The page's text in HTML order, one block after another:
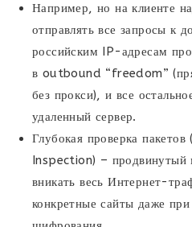
Например, но на клиенте
отправлять все запросы к
российским IP-адресам
в outbound “freedom”
без прокси), и все
удаленный сервер.
Глубокая проверка
Inspection) – продвинутый
вникать весь Интернет-
конкретные сайты даже